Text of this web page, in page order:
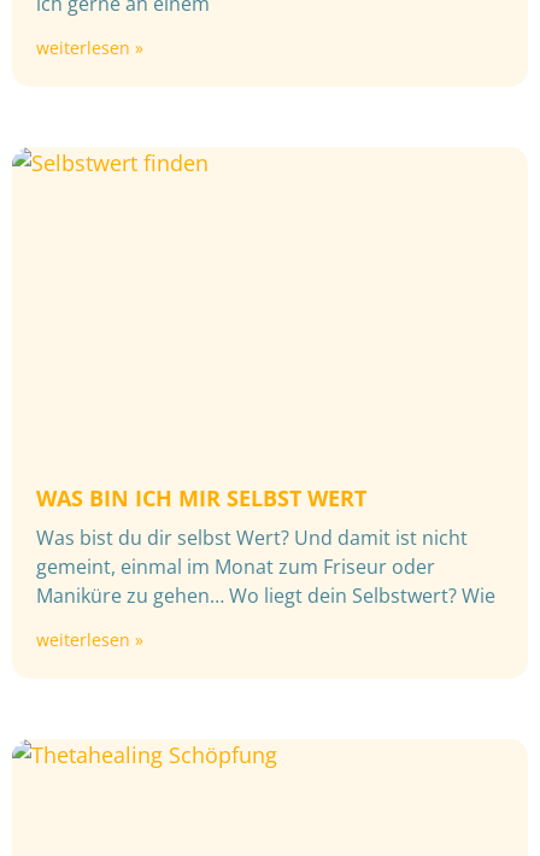
weiterlesen »
WAS BIN ICH MIR SELBST WERT
Was bist du dir selbst Wert? Und damit ist nicht
gemeint, einmal im Monat zum Friseur oder
Maniküre zu gehen… Wo liegt dein Selbstwert? Wie
weiterlesen »